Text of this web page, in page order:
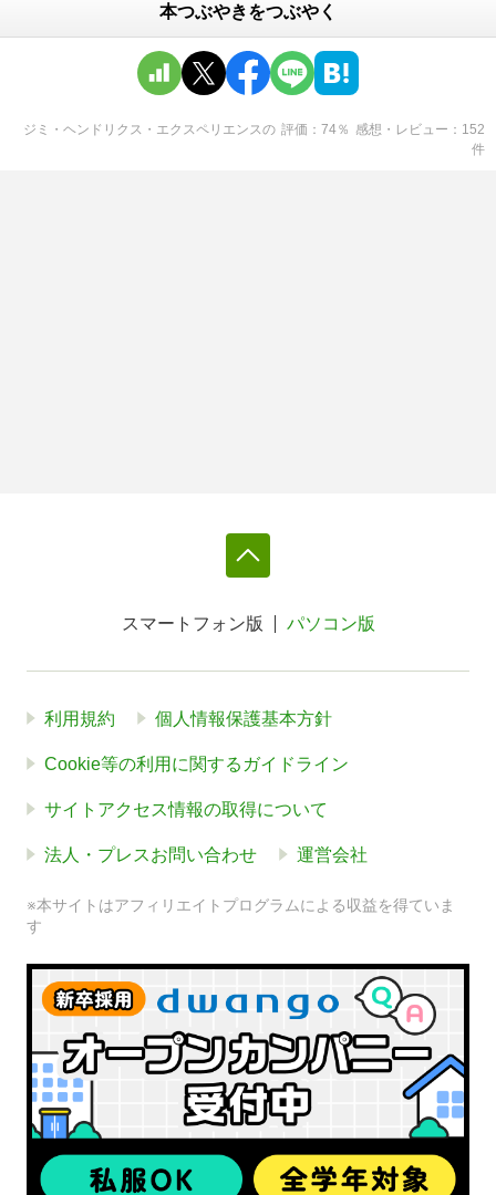
本つぶやきをつぶやく
ジミ・ヘンドリクス・エクスペリエンスの 評価 74％ 感想・レビュー
152
件
スマートフォン版 パソコン版
利用規約 個人情報保護基本方針
Cookie等の利用に関するガイドライン
サイトアクセス情報の取得について
法人・プレスお問い合わせ 運営会社
※本サイトはアフィリエイトプログラムによる収益を得ていま
す